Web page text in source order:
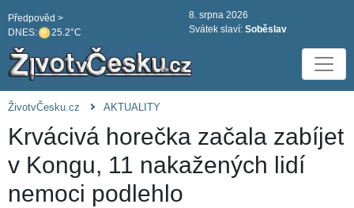
DNES: 25.2°C
Předpověd >
8. srpna 2026
Svátek slaví: Soběslav
ŽivotvČesku.cz AKTUALITY
Krvácivá horečka začala zabíjet
v Kongu, 11 nakažených lidí
nemoci podlehlo